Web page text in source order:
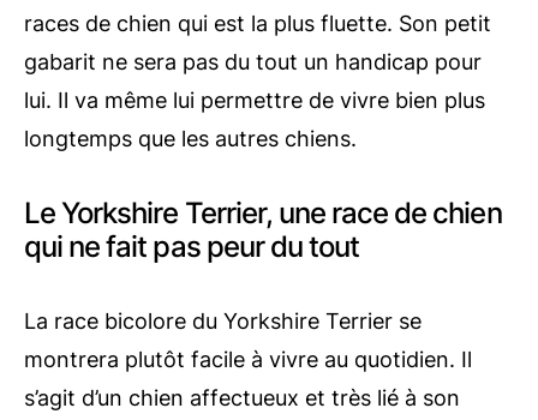
races de chien qui est la plus fluette. Son petit
gabarit ne sera pas du tout un handicap pour
lui. Il va même lui permettre de vivre bien plus
longtemps que les autres chiens.
Le Yorkshire Terrier, une race de chien
qui ne fait pas peur du tout
La race bicolore du Yorkshire Terrier se
montrera plutôt facile à vivre au quotidien. Il
s’agit d’un chien affectueux et très lié à son